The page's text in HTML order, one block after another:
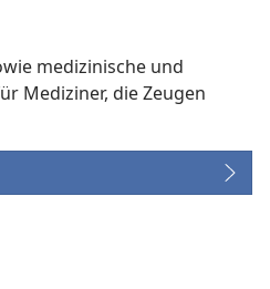
medizinische und
Mediziner, die Zeugen